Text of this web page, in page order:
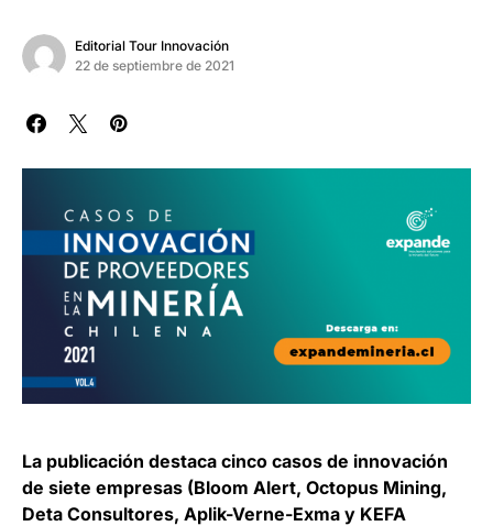
Editorial Tour Innovación
22 de septiembre de 2021
La publicación destaca cinco casos de innovación
de siete empresas (Bloom Alert, Octopus Mining,
Deta Consultores, Aplik-Verne-Exma y KEFA